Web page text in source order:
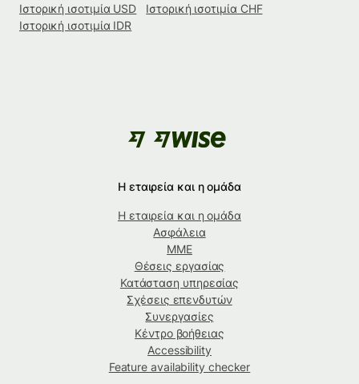
Ιστορική ισοτιμία USD
Ιστορική ισοτιμία CHF
Ιστορική ισοτιμία IDR
Η εταιρεία και η ομάδα
Η εταιρεία και η ομάδα
Ασφάλεια
ΜΜΕ
Θέσεις εργασίας
Κατάσταση υπηρεσίας
Σχέσεις επενδυτών
Συνεργασίες
Κέντρο βοήθειας
Accessibility
Feature availability checker